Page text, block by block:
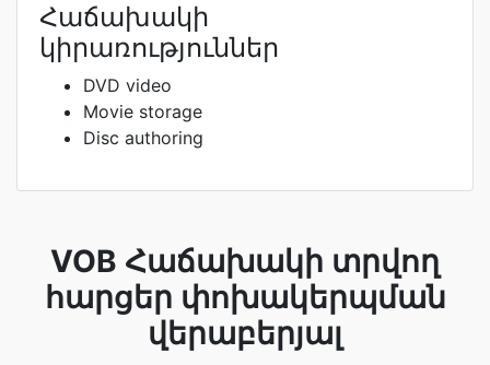
Հաճախակի
կիրառություններ
DVD video
Movie storage
Disc authoring
VOB Հաճախակի տրվող
հարցեր փոխակերպման
վերաբերյալ